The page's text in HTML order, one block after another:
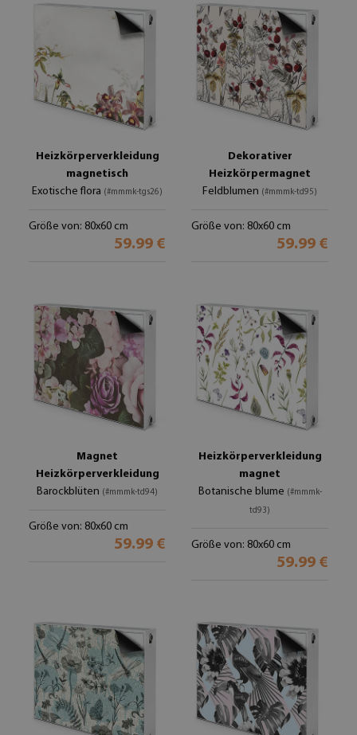
Heizkörperverkleidung
magnetisch
Exotische flora (#mmmk-tgs26)
Größe von: 80x60 cm
59.99 €
Dekorativer
Heizkörpermagnet
Feldblumen (#mmmk-td95)
Größe von: 80x60 cm
59.99 €
Magnet
Heizkörperverkleidung
Barockblüten (#mmmk-td94)
Größe von: 80x60 cm
59.99 €
Heizkörperverkleidung
magnet
Botanische blume (#mmmk-
td93)
Größe von: 80x60 cm
59.99 €